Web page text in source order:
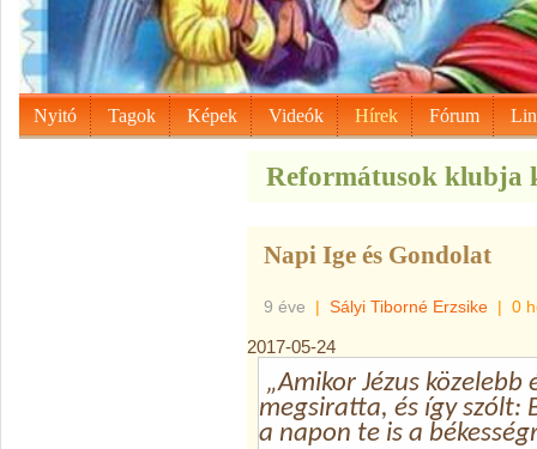
Nyitó Tagok Képek Videók Hírek Fórum
Reformátusok klubja
Napi Ige és Gondolat
9 éve | Sályi Tiborné Erzsike | 0
2017-05-24
„Amikor Jézus
megsiratta, és így szólt:
a napon te is a